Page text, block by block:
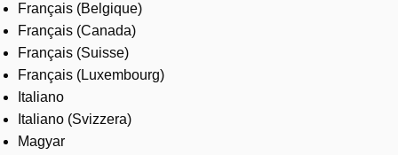
Français (Belgique)
Français (Canada)
Français (Suisse)
Français (Luxembourg)
Italiano
Italiano (Svizzera)
Magyar